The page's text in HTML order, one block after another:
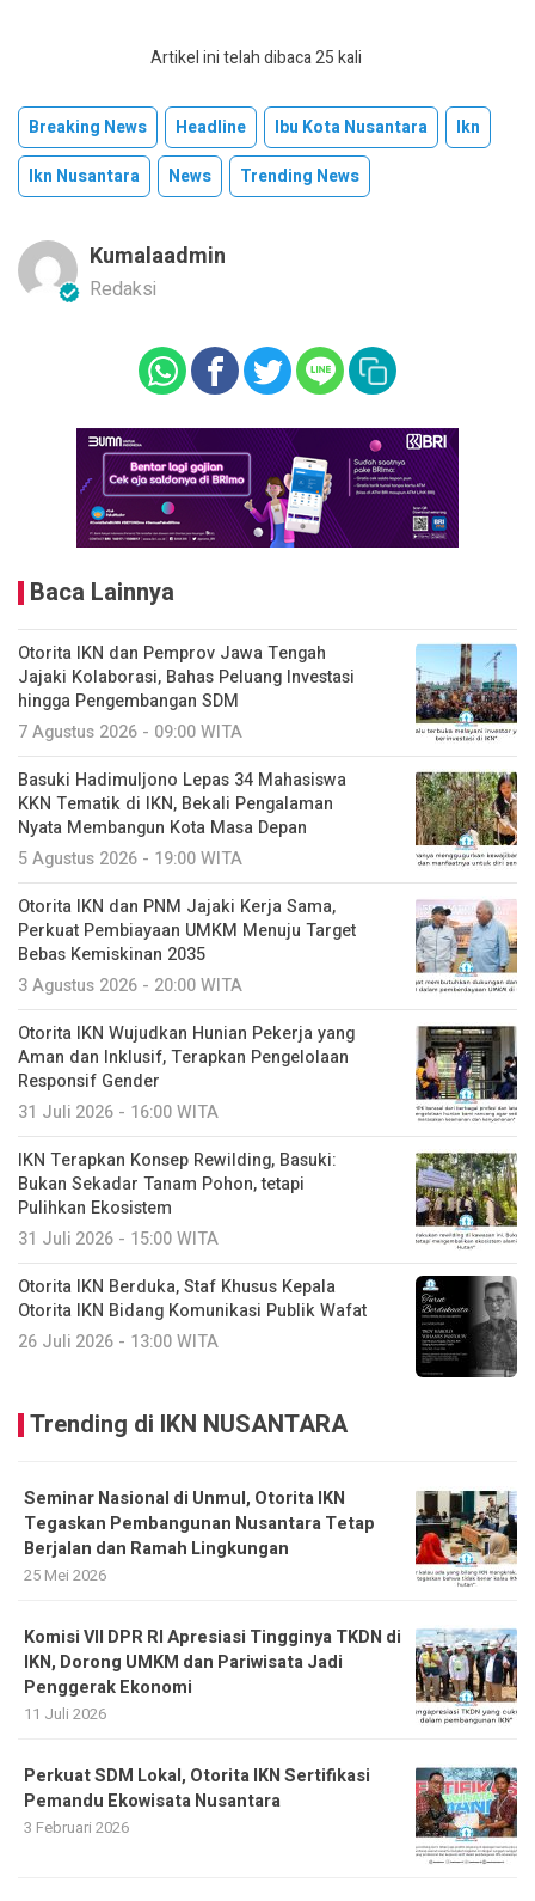
Artikel ini telah dibaca 25 kali
Breaking News Headline Ibu Kota Nusantara
Ikn
Ikn Nusantara
News Trending News
Kumalaadmin
Redaksi
Baca Lainnya
Otorita IKN dan Pemprov Jawa Tengah
Jajaki Kolaborasi, Bahas Peluang Investasi
hingga Pengembangan SDM
7 Agustus 2026 - 09:00 WITA
Basuki Hadimuljono Lepas 34 Mahasiswa
KKN Tematik di IKN, Bekali Pengalaman
Nyata Membangun Kota Masa Depan
5 Agustus 2026 - 19:00 WITA
Otorita IKN dan PNM Jajaki Kerja Sama,
Perkuat Pembiayaan UMKM Menuju Target
Bebas Kemiskinan 2035
3 Agustus 2026 - 20:00 WITA
Otorita IKN Wujudkan Hunian Pekerja yang
Aman dan Inklusif, Terapkan Pengelolaan
Responsif Gender
31 Juli 2026 - 16:00 WITA
IKN Terapkan Konsep Rewilding, Basuki:
Bukan Sekadar Tanam Pohon, tetapi
Pulihkan Ekosistem
31 Juli 2026 - 15:00 WITA
Otorita IKN Berduka, Staf Khusus Kepala
Otorita IKN Bidang Komunikasi Publik Wafat
26 Juli 2026 - 13:00 WITA
Trending di IKN NUSANTARA
Seminar Nasional di Unmul, Otorita IKN
Tegaskan Pembangunan Nusantara Tetap
Berjalan dan Ramah Lingkungan
25 Mei 2026
Komisi VII DPR RI Apresiasi Tingginya TKDN di
IKN, Dorong UMKM dan Pariwisata Jadi
Penggerak Ekonomi
11 Juli 2026
Perkuat SDM Lokal, Otorita IKN Sertifikasi
Pemandu Ekowisata Nusantara
3 Februari 2026